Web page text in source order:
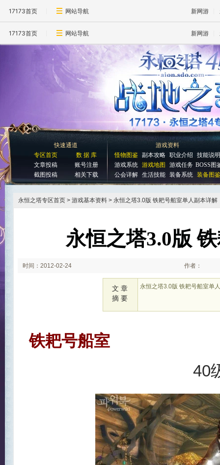
17173首页 网站导航 新网游
17173首页 网站导航 新网游
快速通道
专区首页
数 据 库
文章投稿
账号注册
截图投稿
相关下载
游戏资料
怪物图鉴
副本攻略 职业介绍
技能说
游戏系统
游戏地图 游戏任务 BOSS图
公会详解
生活技能 装备系统 装备图
永恒之塔专区首页 > 游戏基本资料 > 永恒之塔3.0版 铁耙号船室单人副本详解
永恒之塔3.0版
时间：2012-02-24 作者：
文 章
摘 要
永恒之塔3.0版 铁耙号船室单
铁耙号船室
40